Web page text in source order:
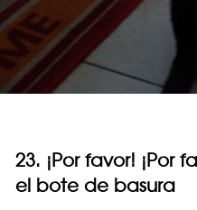
23. ¡Por favor! ¡Por
el bote de basura